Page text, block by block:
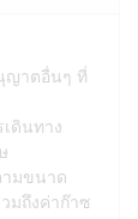
ญาตอื่นๆ ที่
ดินทาง
ามขนาด
มถึงค่าก๊าซ